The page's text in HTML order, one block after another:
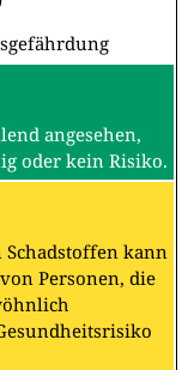
angesehen,
oder kein Risiko.
kann
Personen, die